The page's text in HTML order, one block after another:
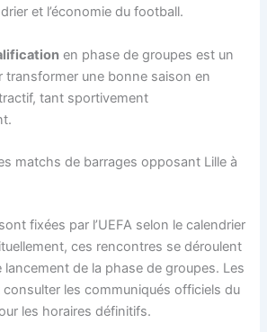
et l’économie du football.
en phase de groupes est un
transformer une bonne saison en
tant sportivement
matchs de barrages opposant Lille à
fixées par l’UEFA selon le calendrier
ces rencontres se déroulent
lancement de la phase de groupes. Les
les communiqués officiels du
les horaires définitifs.